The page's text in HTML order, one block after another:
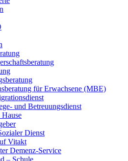
für Erwachsene (MBE)
und Betreuungsdienst
Hause
Dienst
Vitakt
Demenz-Service
– Schule